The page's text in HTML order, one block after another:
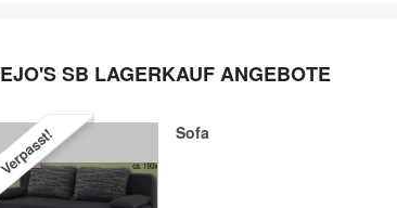
SB LAGERKAUF ANGEBOTE
Sofa